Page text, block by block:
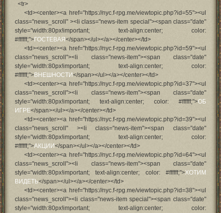
<tr>
<td><center><a href="https://nyc.f-rpg.me/viewtopic.php?id=55"><ul
class="news_scroll" ><li class="news-item special"><span class="date"
style="width:80px!important; text-align:center; color:
#ffffff;">ГОСТЕВАЯ</span></ul></a></center></td>
<td><center><a href="https://nyc.f-rpg.me/viewtopic.php?id=59"><ul
class="news_scroll"><li class="news-item"><span class="date"
style="width:80px!important; text-align:center; color:
#ffffff;">ВНЕШНОСТИ</span></ul></a></center></td>
<td><center><a href="https://nyc.f-rpg.me/viewtopic.php?id=37"><ul
class="news_scroll"><li class="news-item"><span class="date"
style="width:80px!important; text-align:center; color: #ffffff;">ОБ
ИГРЕ</span></ul></a></center></td>
<td><center><a href="https://nyc.f-rpg.me/viewtopic.php?id=39"><ul
class="news_scroll" ><li class="news-item"><span class="date"
style="width:80px!important; text-align:center; color:
#ffffff;">АКЦИИ</span></ul></a></center></td>
<td><center><a href="https://nyc.f-rpg.me/viewtopic.php?id=64"><ul
class="news_scroll"><li class="news-item"><span class="date"
style="width:80px!important; text-align:center; color: #ffffff;">ХОТИМ
ВИДЕТЬ</span></ul></a></center></td>
<td><center><a href="https://nyc.f-rpg.me/viewtopic.php?id=38"><ul
class="news_scroll"><li class="news-item special"><span class="date"
style="width:80px!important; text-align:center; color: